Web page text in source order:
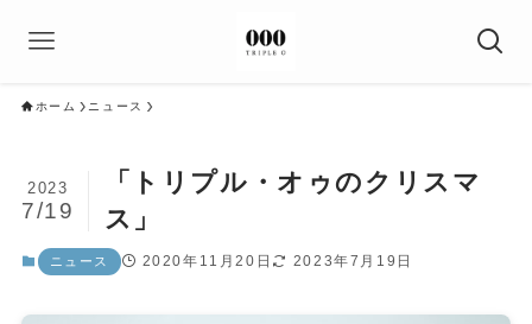
ホーム ニュース
「トリプル・オゥのクリスマ
ス」
2023
7/19
ニュース 2020年11月20日 2023年7月19日